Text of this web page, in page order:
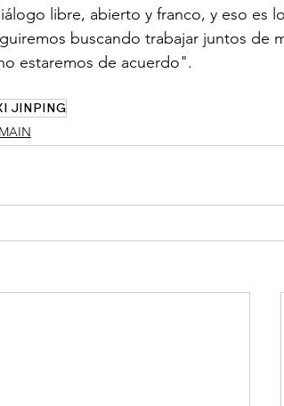
libre, abierto y franco, y eso es
buscando trabajar juntos de
estaremos de acuerdo".
JINPING